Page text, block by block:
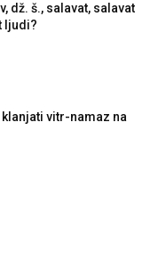
dž. š., salavat, salavat
ljudi?
klanjati vitr-namaz na